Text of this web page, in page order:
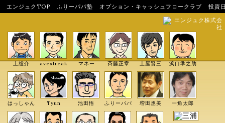
エンジュクTOP ふりーパパ塾 オプション・キャッシュフロークラブ
投資
エンジュク株式会
社
上総介 avexfreak マネー 斉藤正章 土屋賢三 浜口準之助
はっしゃん Tyun 池田悟 ふりーパパ 増田丞美 一角太郎